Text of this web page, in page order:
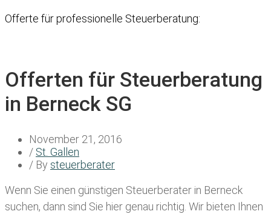
Offerte für professionelle Steuerberatung:
Offerten für Steuerberatung
in Berneck SG
November 21, 2016
/ St. Gallen
/ By steuerberater
Wenn Sie einen günstigen Steuerberater in Berneck
suchen, dann sind Sie hier genau richtig. Wir bieten Ihnen